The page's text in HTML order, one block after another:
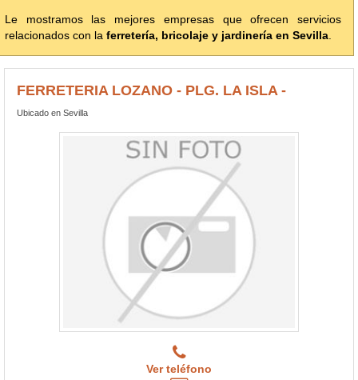
Le mostramos las mejores empresas que ofrecen servicios
relacionados con la ferretería, bricolaje y jardinería en Sevilla
FERRETERIA LOZANO - PLG. LA ISLA -
Ubicado en Sevilla
Ver teléfono